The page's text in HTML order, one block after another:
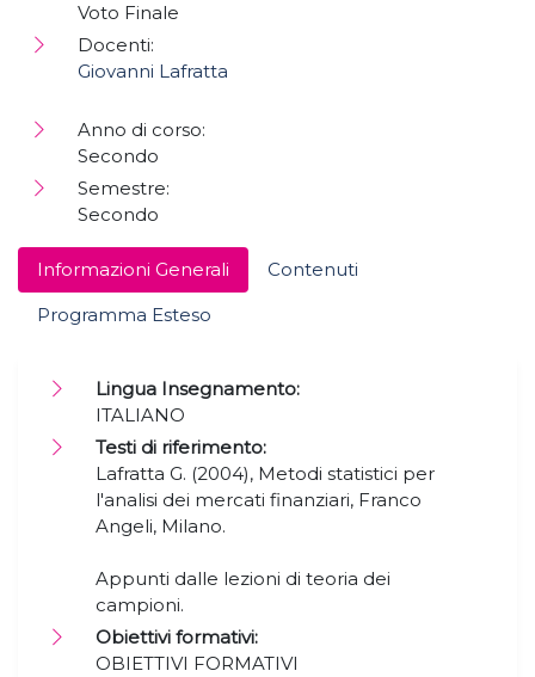
Informazioni Generali
Contenuti
Programma Esteso
Lingua Insegnamento:
ITALIANO
Testi di riferimento:
Lafratta G. (2004), Metodi statistici per
l'analisi dei mercati finanziari, Franco
Angeli, Milano.
Appunti dalle lezioni di teoria dei
campioni.
Obiettivi formativi:
OBIETTIVI FORMATIVI
Voto Finale
Docenti:
Giovanni Lafratta
Anno di corso:
Secondo
Semestre:
Secondo